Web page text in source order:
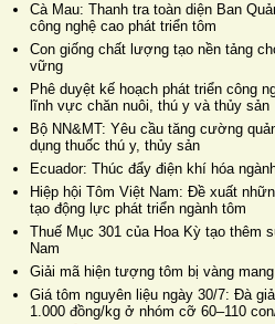
Cà Mau: Thanh tra toàn diện Ban
công nghệ cao phát triển tôm
Con giống chất lượng tạo nền tảng
vững
Phê duyệt kế hoạch phát triển công
lĩnh vực chăn nuôi, thú y và thủy sản
Bộ NN&MT: Yêu cầu tăng cường
dụng thuốc thú y, thủy sản
Ecuador: Thúc đẩy điện khí hóa
Hiệp hội Tôm Việt Nam: Đề xuất
tạo động lực phát triển ngành tôm
Thuế Mục 301 của Hoa Kỳ tạo thêm
Nam
Giải mã hiện tượng tôm bị vàng
Giá tôm nguyên liệu ngày 30/7: Đà
1.000 đồng/kg ở nhóm cỡ 60–110